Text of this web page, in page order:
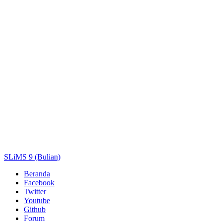
SLiMS 9 (Bulian)
Beranda
Facebook
Twitter
Youtube
Github
Forum